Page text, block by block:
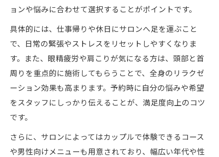
ョンや悩みに合わせて選択することがポイントです。
具体的には、仕事帰りや休日にサロンへ足を運ぶこと
で、日常の緊張やストレスをリセットしやすくなりま
す。また、眼精疲労や肩こりが気になる方は、頭部と首
周りを重点的に施術してもらうことで、全身のリラクゼ
ーション効果も高まります。予約時に自分の悩みや希望
をスタッフにしっかり伝えることが、満足度向上のコツ
です。
さらに、サロンによってはカップルで体験できるコース
や男性向けメニューも用意されており、幅広い年代や性